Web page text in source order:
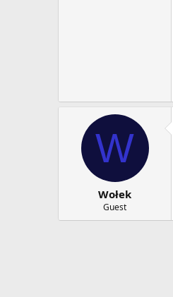
W
Wołek
Guest